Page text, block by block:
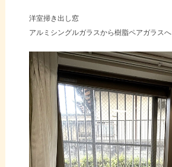
洋室掃き出し窓
アルミシングルガラスから樹脂ペアガラスへ